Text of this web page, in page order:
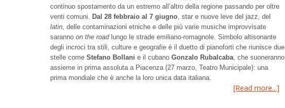
continuo spostamento da un estremo all’altro della regione passando per oltre
venti comuni. Dal 28 febbraio al 7 giugno, star e nuove leve del jazz, del
latin, delle contaminazioni etniche e delle più varie musiche improvvisate
saranno on the roadlungo le strade emiliano-romagnole. Simbolo altisonante
degli incroci tra stili, culture e geografie è il duetto di pianoforti che riunisce due
stelle come Stefano Bollani e il cubano Gonzalo Rubalcaba, che suoneranno
assieme in prima assoluta a Piacenza (27 marzo, Teatro Municipale): una
prima mondiale che è anche la loro unica data italiana.
[Read more...]